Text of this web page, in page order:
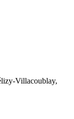
Villacoublay,